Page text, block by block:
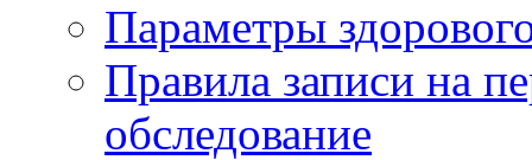
Параметры
Правила записи на
обследование